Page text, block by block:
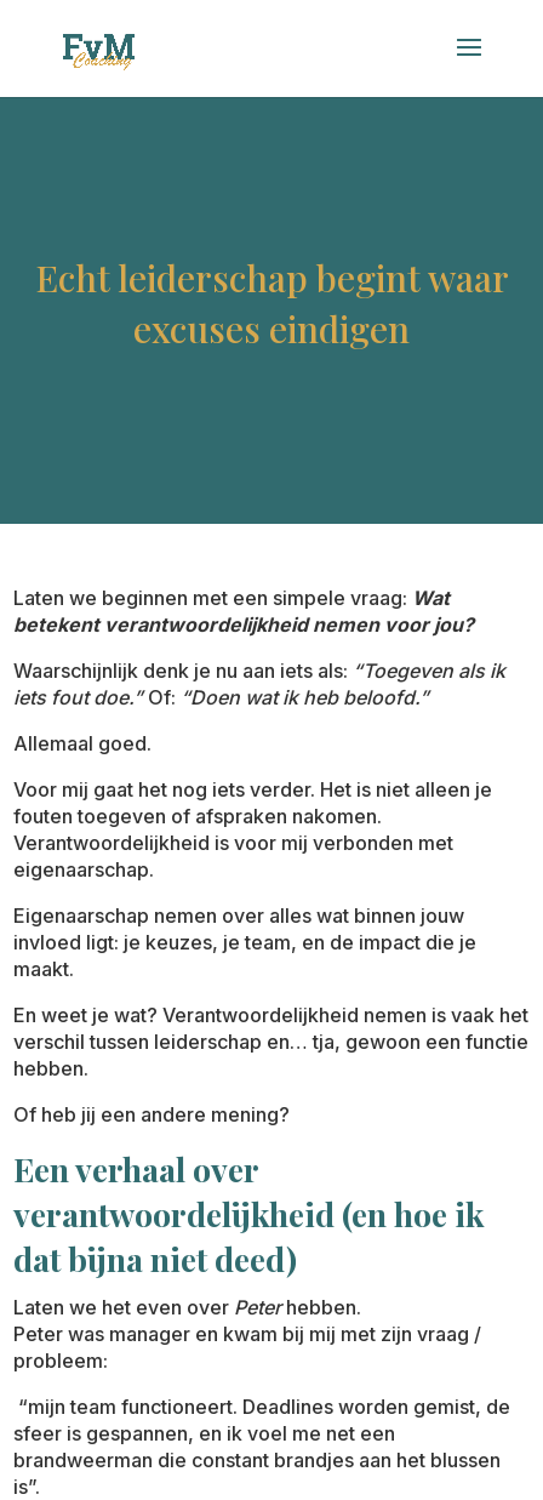
Echt leiderschap begint waar
excuses eindigen
Laten we beginnen met een simpele vraag: Wat
betekent verantwoordelijkheid nemen voor jou?
Waarschijnlijk denk je nu aan iets als: “Toegeven als ik
iets fout doe.”Of: “Doen wat ik heb beloofd.”
Allemaal goed.
Voor mij gaat het nog iets verder. Het is niet alleen je
fouten toegeven of afspraken nakomen.
Verantwoordelijkheid is voor mij verbonden met
eigenaarschap.
Eigenaarschap nemen over alles wat binnen jouw
invloed ligt: je keuzes, je team, en de impact die je
maakt.
En weet je wat? Verantwoordelijkheid nemen is vaak het
verschil tussen leiderschap en… tja, gewoon een functie
hebben.
Of heb jij een andere mening?
Een verhaal over
verantwoordelijkheid (en hoe ik
dat bijna niet deed)
Laten we het even over Peterhebben.
Peter was manager en kwam bij mij met zijn vraag /
probleem:
“mijn team functioneert. Deadlines worden gemist, de
sfeer is gespannen, en ik voel me net een
brandweerman die constant brandjes aan het blussen
is”.